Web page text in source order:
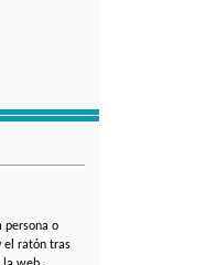
persona o
el ratón tras